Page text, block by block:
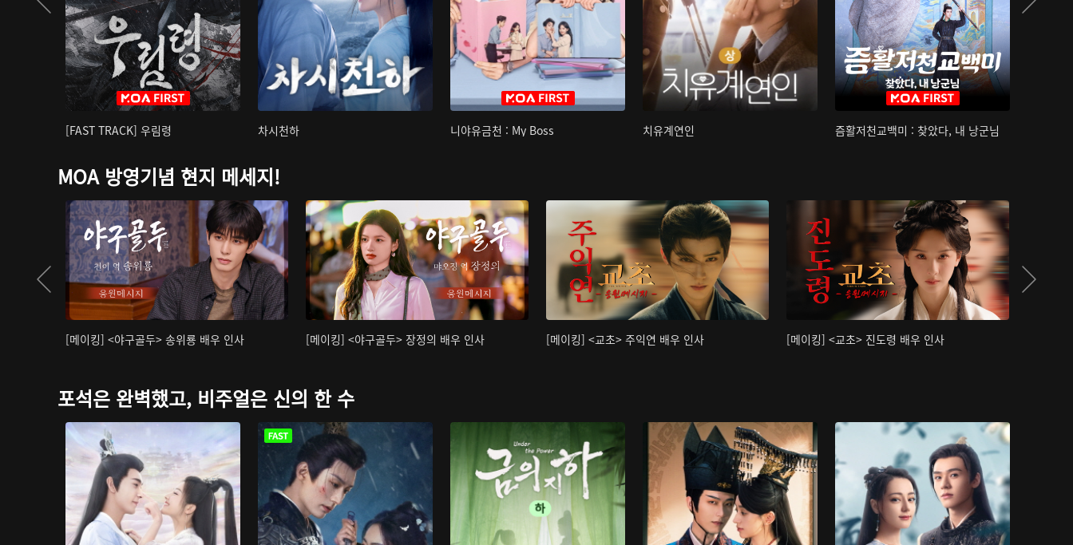
[FAST TRACK] 우림령 차시천하 니야유금천 : My Boss 치유계연인 즘활저천교백미 : 찾았다, 내 낭군님
MOA 방영기념 현지 메세지!
[메이킹] <야구골두> 송위룡 배우 인사 [메이킹] <야구골두> 장정의 배우 인사 [메이킹] <교초> 주익연 배우 인사 [메이킹] <교초> 진도령 배우 인사
포석은 완벽했고, 비주얼은 신의 한 수